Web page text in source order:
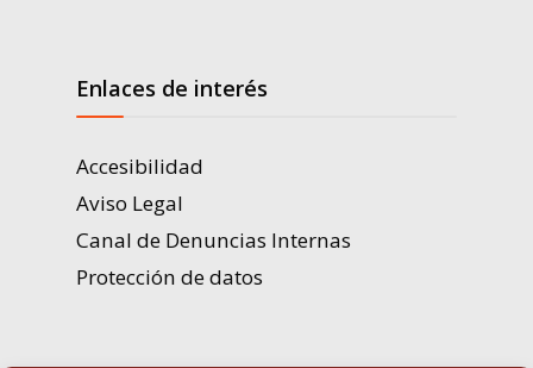
Enlaces de interés
Accesibilidad
Aviso Legal
Canal de Denuncias Internas
Protección de datos